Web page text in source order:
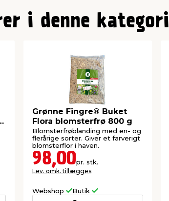
i denne kategori
Grønne Fingre® Buket
Flora blomsterfrø 800 g
Blomsterfrøblanding med en- og
flerårige sorter. Giver et farverigt
blomsterflor i haven.
98,00pr. stk.
Lev. omk. tillægges
Webshop Butik